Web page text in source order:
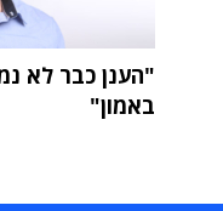
"הענן כבר לא
באמון"